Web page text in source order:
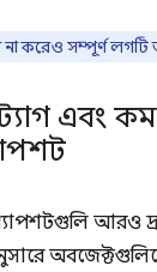
না করেও সম্পূর্ণ
এবং
আরও